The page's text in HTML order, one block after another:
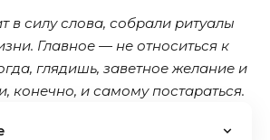
в силу слова, собрали ритуалы
Главное — не относиться к
глядишь, заветное желание и
конечно, и самому постараться.